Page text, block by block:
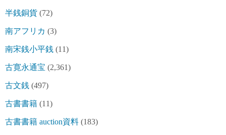
半銭銅貨 (72)
南アフリカ (3)
南宋銭小平銭 (11)
古寛永通宝 (2,361)
古文銭 (497)
古書書籍 (11)
古書書籍 auction資料 (183)